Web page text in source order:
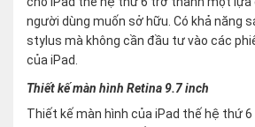
người dùng muốn sở hữu. Có khả năng
stylus mà không cần đầu tư vào các
của iPad.
Thiết kế màn hình Retina 9.7 inch
Thiết kế màn hình của iPad thế hệ thứ 6